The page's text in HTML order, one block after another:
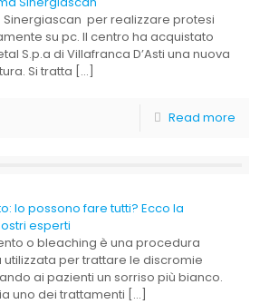
Sinergiascan per realizzare protesi
su pc. Il centro ha acquistato
S.p.a di Villafranca D’Asti una nuova
Si tratta […]
Read more
lo possono fare tutti? Ecco la
esperti
o bleaching è una procedura
per trattare le discromie
ai pazienti un sorriso più bianco.
uno dei trattamenti […]